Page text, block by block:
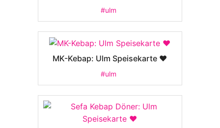
#ulm
MK-Kebap: Ulm Speisekarte ❤️
#ulm